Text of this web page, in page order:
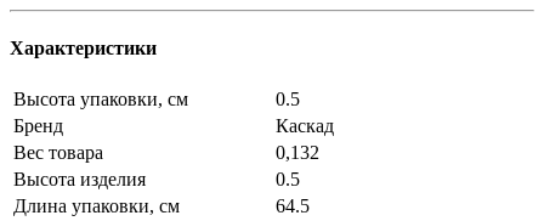
Характеристики
Высота упаковки, см
0.5
Бренд
Каскад
Вес товара
0,132
Высота изделия
0.5
Длина упаковки, см
64.5